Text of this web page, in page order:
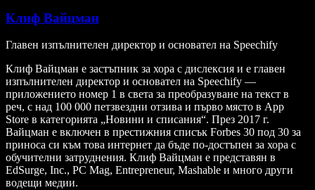
Клиф Вайцман
Главен изпълнителен директор и основател на Speechify
Клиф Вайцман е застъпник за хора с дислексия и е главен
изпълнителен директор и основател на Speechify —
приложението номер 1 в света за преобразуване на текст в
реч, с над 100 000 петзвездни отзива и първо място в App
Store в категорията „Новини и списания“. През 2017 г.
Вайцман е включен в престижния списък Forbes 30 под 30 за
приноса си към това интернет да бъде по-достъпен за хора с
обучителни затруднения. Клиф Вайцман е представян в
EdSurge, Inc., PC Mag, Entrepreneur, Mashable и много други
водещи медии.